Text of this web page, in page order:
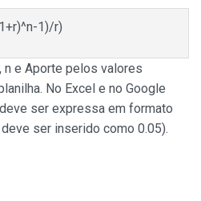
1)/r)
n e Aporte pelos valores
No Excel e no Google
ser expressa em formato
ser inserido como 0.05).